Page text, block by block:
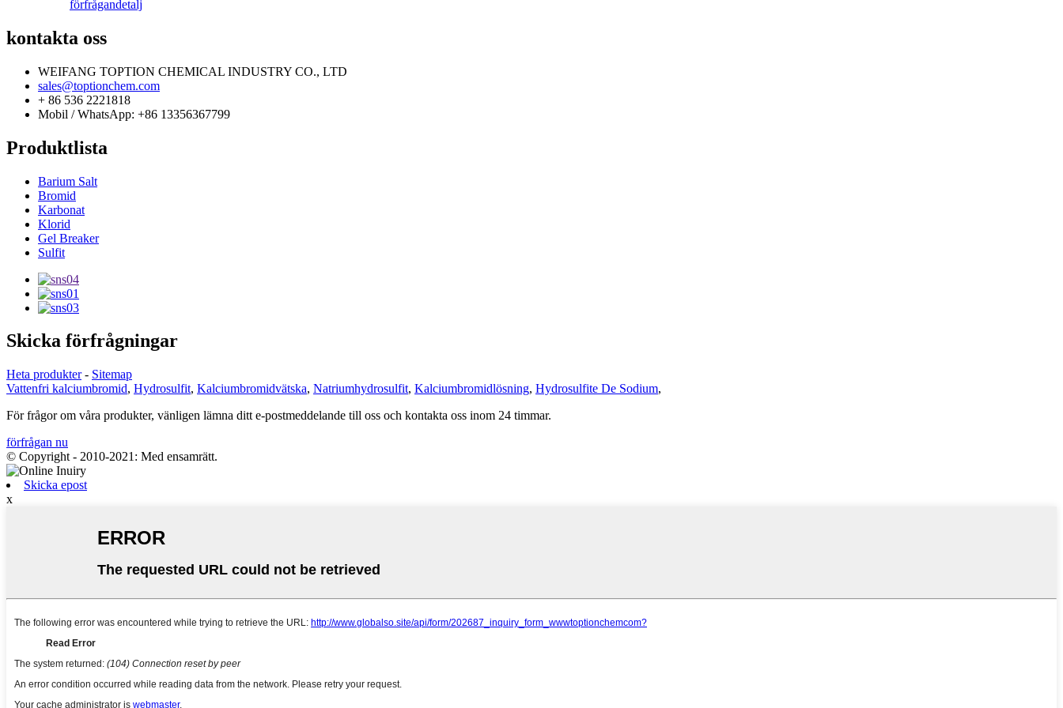
förfrågandetalj
kontakta oss
WEIFANG TOPTION CHEMICAL INDUSTRY CO., LTD
sales@toptionchem.com
+ 86 536 2221818
Mobil / WhatsApp: +86 13356367799
Produktlista
Barium Salt
Bromid
Karbonat
Klorid
Gel Breaker
Sulfit
Skicka förfrågningar
Heta produkter- Sitemap
Vattenfri kalciumbromid, Hydrosulfit, Kalciumbromidvätska, Natriumhydrosulfit, Kalciumbromidlösning, Hydrosulfite De Sodium,
För frågor om våra produkter, vänligen lämna ditt e-postmeddelande till oss och kontakta oss inom 24 timmar.
förfrågan nu
© Copyright - 2010-2021: Med ensamrätt.
Skicka epost
x